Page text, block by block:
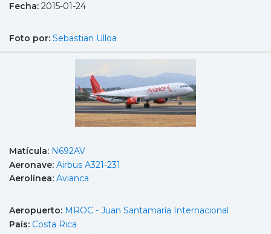
Fecha: 2015-01-24
Foto por: Sebastian Ulloa
Matícula: N692AV
Aeronave: Airbus A321-231
Aerolínea: Avianca
Aeropuerto: MROC - Juan Santamaría Internacional
País: Costa Rica